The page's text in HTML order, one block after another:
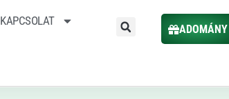
KAPCSOLAT
ADOMÁNY